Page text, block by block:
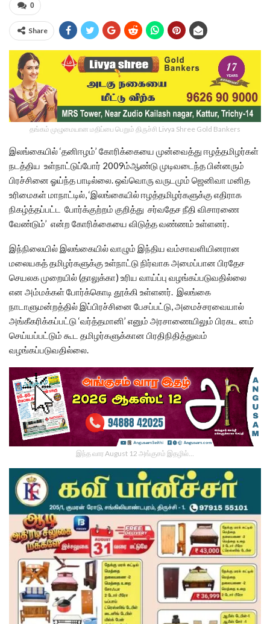
0
Share
தங்கம் முழுமையான மதிப்பை பெறும் திருச்சி Livya Shree Gold Bankers
இலங்கையில் ‘தனிஈழம்’ கோரிக்கையை முன்வைத்து ஈழத்தமிழர்கள்
நடத்திய உள்நாட்டுப்போர் 2009ம்ஆண்டு முடிவடைந்த பின்னரும்
பிரச்சினை ஓய்ந்த பாடில்லை. ஒவ்வொரு வருடமும் ஜெனிவா மனித
உரிமைகள் மாநாட்டில், ‘இலங்கையில் ஈழத்தமிழர்களுக்கு எதிராக
நிகழ்த்தப்பட்ட போர்க்குற்றம் குறித்து சர்வதேச நீதி விசாரணை
வேண்டும்’ என்ற கோரிக்கையை விடுத்த வண்ணம் உள்ளனர்.
இந்நிலையில் இலங்கையில் வாழும் இந்திய வம்சாவளியினரான
மலையகத் தமிழர்களுக்கு உள்நாட்டு நிர்வாக அமைப்பான பிரதேச
செயலக முறையில் (தாலுக்கா) உரிய வாய்ப்பு வழங்கப்படுவதில்லை
என அம்மக்கள் போர்க்கொடி தூக்கி உள்ளனர். இலங்கை
நாடாளுமன்றத்தில் இப்பிரச்சினை பேசப்பட்டு, அமைச்சரவையால்
அங்கீகரிக்கப்பட்டு ‘வர்த்தமானி’ எனும் அரசாணையிலும் பிரகட னம்
செய்யப்பட்டும் கூட தமிழர்களுக்கான பிரதிநிதித்துவம்
வழங்கப்படுவதில்லை.
இந்த வார August 12 அங்குசம் இதழில்…